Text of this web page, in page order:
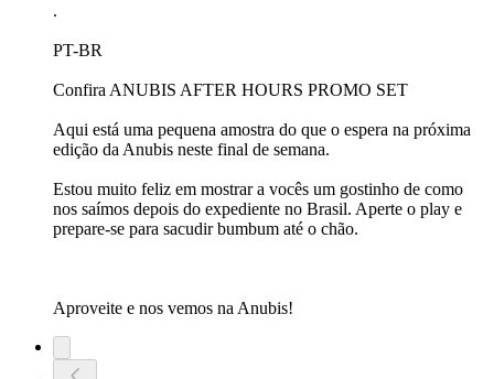
.
PT-BR
Confira ANUBIS AFTER HOURS PROMO SET
Aqui está uma pequena amostra do que o espera na próxima
edição da Anubis neste final de semana.
Estou muito feliz em mostrar a vocês um gostinho de como
nos saímos depois do expediente no Brasil. Aperte o play e
prepare-se para sacudir bumbum até o chão.
Aproveite e nos vemos na Anubis!